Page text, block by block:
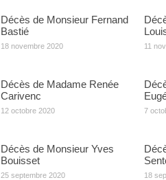
Décès de Monsieur Fernand
Bastié
18 novembre 2020 11
Décès de Madame Renée
Carivenc
12 octobre 2020 7
Décès de Monsieur Yves
Bouisset
25 septembre 2020 18